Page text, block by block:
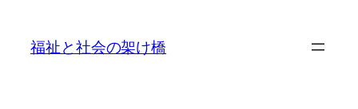
福祉と社会の架け橋